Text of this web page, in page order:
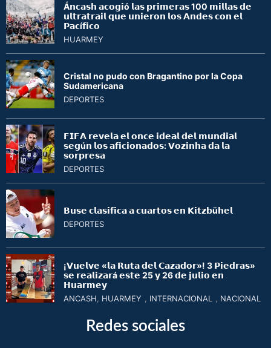
Á𝗻𝗰𝗮𝘀𝗵 𝗮𝗰𝗼𝗴𝗶ó 𝗹𝗮𝘀 𝗽𝗿𝗶𝗺𝗲𝗿𝗮𝘀 100 𝗺𝗶𝗹𝗹𝗮𝘀 𝗱𝗲
𝘂𝗹𝘁𝗿𝗮𝘁𝗿𝗮𝗶𝗹 𝗾𝘂𝗲 𝘂𝗻𝗶𝗲𝗿𝗼𝗻 𝗹𝗼𝘀 𝗔𝗻𝗱𝗲𝘀 𝗰𝗼𝗻 𝗲𝗹
𝗣𝗮𝗰í𝗳𝗶𝗰𝗼
HUARMEY
Cristal no pudo con Bragantino por la Copa
Sudamericana
DEPORTES
𝗙𝗜𝗙𝗔 𝗿𝗲𝘃𝗲𝗹𝗮 𝗲𝗹 𝗼𝗻𝗰𝗲 𝗶𝗱𝗲𝗮𝗹 𝗱𝗲𝗹 𝗺𝘂𝗻𝗱𝗶𝗮𝗹
𝘀𝗲𝗴ú𝗻 𝗹𝗼𝘀 𝗮𝗳𝗶𝗰𝗶𝗼𝗻𝗮𝗱𝗼𝘀: 𝗩𝗼𝘇𝗶𝗻𝗵𝗮 𝗱𝗮 𝗹𝗮
𝘀𝗼𝗿𝗽𝗿𝗲𝘀𝗮
DEPORTES
𝗕𝘂𝘀𝗲 𝗰𝗹𝗮𝘀𝗶𝗳𝗶𝗰𝗮 𝗮 𝗰𝘂𝗮𝗿𝘁𝗼𝘀 𝗲𝗻 𝗞𝗶𝘁𝘇𝗯ü𝗵𝗲𝗹
DEPORTES
¡𝗩𝘂𝗲𝗹𝘃𝗲 «𝗹𝗮 𝗥𝘂𝘁𝗮 𝗱𝗲𝗹 𝗖𝗮𝘇𝗮𝗱𝗼𝗿»! 3 𝗣𝗶𝗲𝗱𝗿𝗮𝘀»
𝘀𝗲 𝗿𝗲𝗮𝗹𝗶𝘇𝗮𝗿á 𝗲𝘀𝘁𝗲 25 𝘆 26 𝗱𝗲 𝗷𝘂𝗹𝗶𝗼 𝗲𝗻
𝗛𝘂𝗮𝗿𝗺𝗲𝘆
ANCASH HUARMEY INTERNACIONAL NACIONAL
Redes sociales